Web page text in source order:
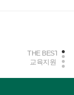
THE BEST
교육지원